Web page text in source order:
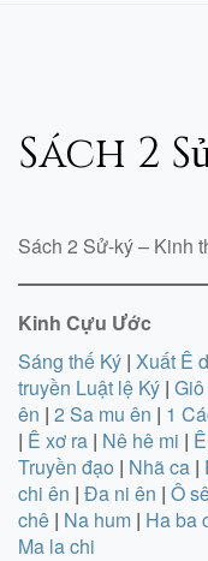
Sách 2
Sách 2 Sử-ký – Kinh
Kinh Cựu Ước
Sáng thế Ký | Xuất Ê
truyền Luật lệ Ký |
ên | 2 Sa mu ên | 1
| Ê xơ ra | Nê hê mi |
Truyền đạo | Nhã ca |
chi ên | Đa ni ên | Ô
chê | Na hum | Ha ba
Ma la chi